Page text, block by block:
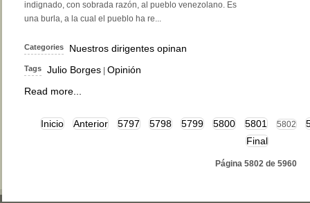
indignado, con sobrada razón, al pueblo venezolano. Es
una burla, a la cual el pueblo ha re...
Categories Nuestros dirigentes opinan
Tags Julio Borges Opinión
Read more...
Inicio Anterior 5797 5798 5799 5800 5801 5802
Final
Página 5802 de 5960